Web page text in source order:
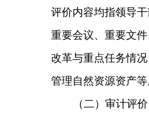
评价内容均指领导
重要会议、重要文
改革与重点任务情
管理自然资源资产
（二）审计评